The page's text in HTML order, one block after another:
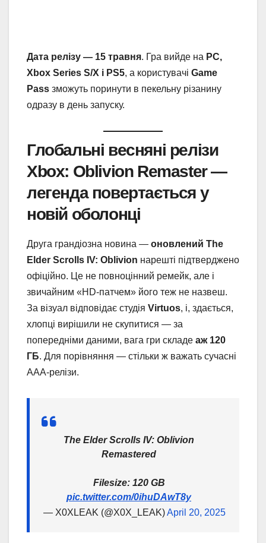
Дата релізу — 15 травня. Гра вийде на PC,
Xbox Series S/X і PS5, а користувачі Game
Pass зможуть поринути в пекельну різанину
одразу в день запуску.
Глобальні весняні релізи
Xbox: Oblivion Remaster —
легенда повертається у
новій оболонці
Друга грандіозна новина — оновлений The
Elder Scrolls IV: Oblivion нарешті підтверджено
офіційно. Це не повноцінний ремейк, але і
звичайним «HD-патчем» його теж не назвеш.
За візуал відповідає студія Virtuos, і, здається,
хлопці вирішили не скупитися — за
попередніми даними, вага гри складе аж 120
ГБ. Для порівняння — стільки ж важать сучасні
AAA-релізи.
The Elder Scrolls IV: Oblivion
Remastered
Filesize: 120 GB
pic.twitter.com/0ihuDAwT8y
— X0XLEAK (@X0X_LEAK)April 20, 2025